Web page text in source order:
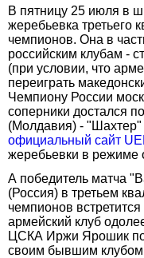
В пятницу 25 июля в
жеребьевка третьего
чемпионов. Она в
российским клубам -
(при условии, что
переиграть
Чемпиону России
соперники достался
(Молдавия) - "Шахтер"
официальный сайт
жеребьевки в режиме
А победитель матча
(Россия) в третьем
чемпионов
армейский клуб
ЦСКА Иржи Ярошик
своим бывшим